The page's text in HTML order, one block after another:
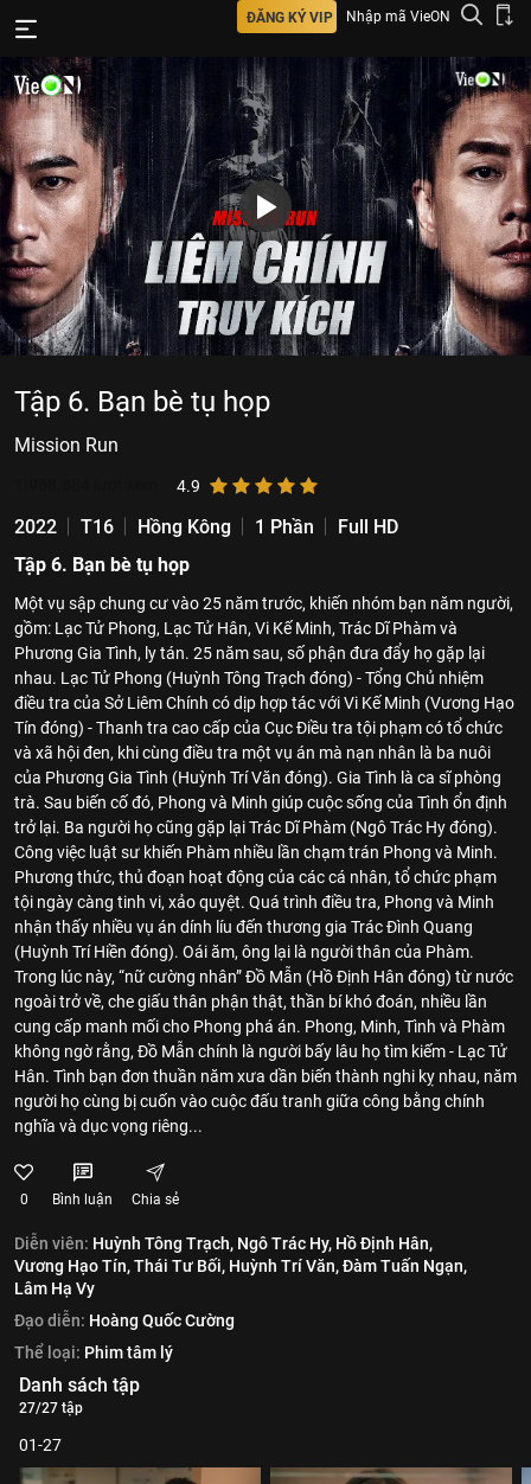
ĐĂNG KÝ VIP Nhập mã VieON
Tập 6. Bạn bè tụ họp
Mission Run
4.9
2022 T16 Hồng Kông 1 Phần
Full HD
Tập 6. Bạn bè tụ họp
Một vụ sập chung cư vào 25 năm trước, khiến nhóm bạn năm người,
gồm: Lạc Tử Phong, Lạc Tử Hân, Vi Kế Minh, Trác Dĩ Phàm và
Phương Gia Tình, ly tán. 25 năm sau, số phận đưa đẩy họ gặp lại
nhau. Lạc Tử Phong (Huỳnh Tông Trạch đóng) - Tổng Chủ nhiệm
điều tra của Sở Liêm Chính có dịp hợp tác với Vi Kế Minh (Vương Hạo
Tín đóng) - Thanh tra cao cấp của Cục Điều tra tội phạm có tổ chức
và xã hội đen, khi cùng điều tra một vụ án mà nạn nhân là ba nuôi
của Phương Gia Tình (Huỳnh Trí Văn đóng). Gia Tình là ca sĩ phòng
trà. Sau biến cố đó, Phong và Minh giúp cuộc sống của Tình ổn định
trở lại. Ba người họ cũng gặp lại Trác Dĩ Phàm (Ngô Trác Hy đóng).
Công việc luật sư khiến Phàm nhiều lần chạm trán Phong và Minh.
Phương thức, thủ đoạn hoạt động của các cá nhân, tổ chức phạm
tội ngày càng tinh vi, xảo quyệt. Quá trình điều tra, Phong và Minh
nhận thấy nhiều vụ án dính líu đến thương gia Trác Đình Quang
(Huỳnh Trí Hiền đóng). Oái ăm, ông lại là người thân của Phàm.
Trong lúc này, “nữ cường nhân” Đồ Mẫn (Hồ Định Hân đóng) từ nước
ngoài trở về, che giấu thân phận thật, thần bí khó đoán, nhiều lần
cung cấp manh mối cho Phong phá án. Phong, Minh, Tình và Phàm
không ngờ rằng, Đồ Mẫn chính là người bấy lâu họ tìm kiếm - Lạc Tử
Hân. Tình bạn đơn thuần năm xưa dần biến thành nghi kỵ nhau, năm
người họ cùng bị cuốn vào cuộc đấu tranh giữa công bằng chính
nghĩa và dục vọng riêng...
0 Bình luận Chia sẻ
Diễn viên: Huỳnh Tông Trạch, Ngô Trác Hy, Hồ Định Hân,
Vương Hạo Tín,Thái Tư Bối, Huỳnh Trí Văn,Đàm Tuấn Ngạn,
Lâm Hạ Vy
Đạo diễn: Hoàng Quốc Cường
Thể loại: Phim tâm lý
Danh sách tập
27/27 tập
01-27